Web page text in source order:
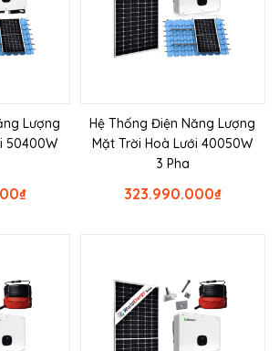
Lượng
50400W
₫
Hệ Thống Điện Năng Lượng
Mặt Trời Hoà Lưới 40050W
3 Pha
₫
323.990.000